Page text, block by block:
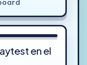
Ver detalle
en el